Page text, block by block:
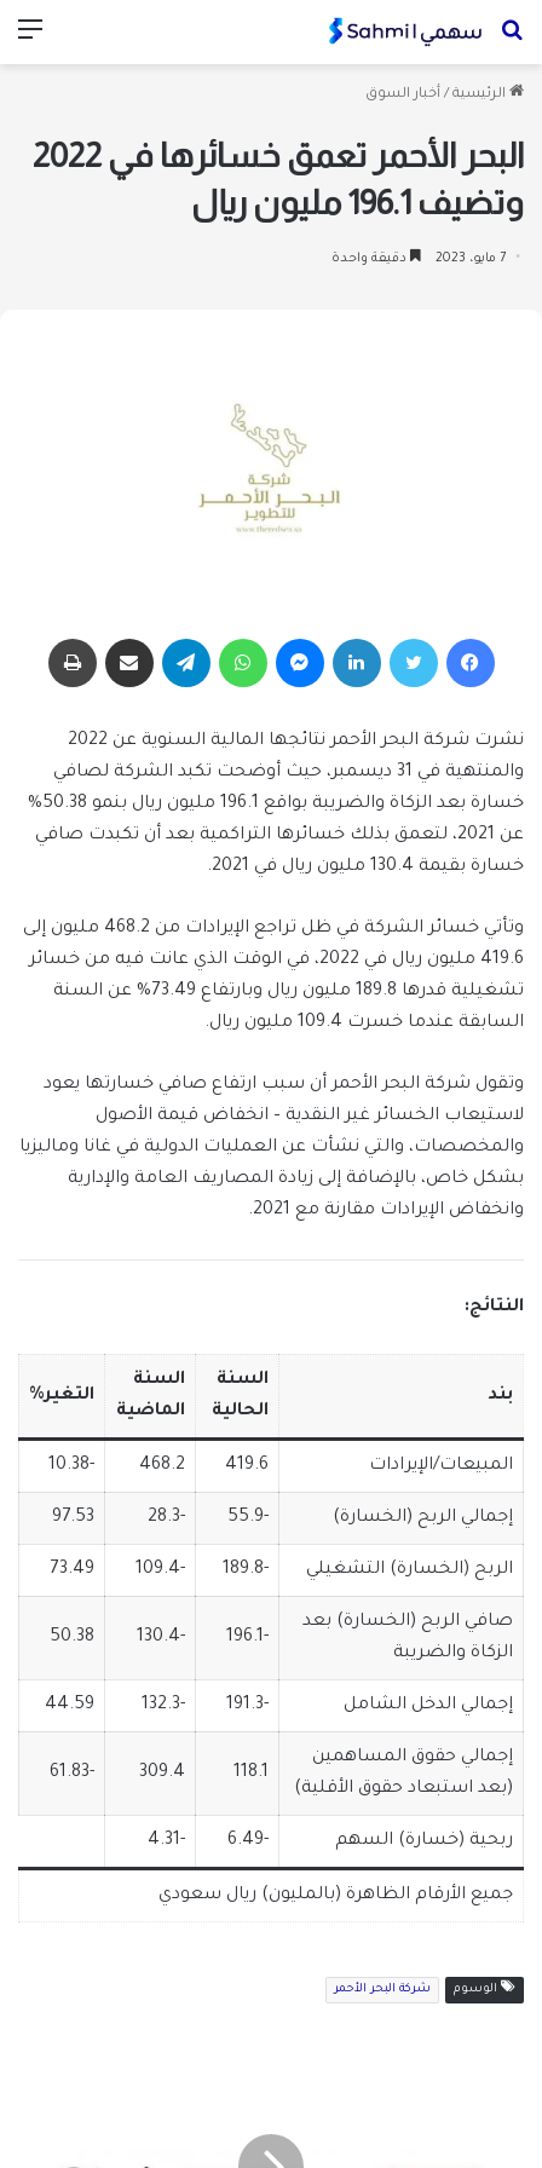
بحث
عن
الرئيسية / أخبار السوق
البحر الأحمر تعمق خسائرها في 2022
وتضيف 196.1 مليون ريال
7 مايو، 2023 دقيقة واحدة
فيسبوك تويتر لينكدإن ماسنجر واتساب تيلقرام مشاركة عبر البريد
نشرت شركة البحر الأحمر نتائجها المالية السنوية عن 2022
والمنتهية في 31 ديسمبر، حيث أوضحت تكبد الشركة لصافي
خسارة بعد الزكاة والضريبة بواقع 196.1 مليون ريال بنمو 50.38%
عن 2021، لتعمق بذلك خسائرها التراكمية بعد أن تكبدت صافي
خسارة بقيمة 130.4 مليون ريال في 2021.
وتأتي خسائر الشركة في ظل تراجع الإيرادات من 468.2 مليون إلى
419.6 مليون ريال في 2022، في الوقت الذي عانت فيه من خسائر
تشغيلية قدرها 189.8 مليون ريال وبارتفاع 73.49% عن السنة
السابقة عندما خسرت 109.4 مليون ريال.
وتقول شركة البحر الأحمر أن سبب ارتفاع صافي خسارتها يعود
لاستيعاب الخسائر غير النقدية – انخفاض قيمة الأصول
والمخصصات، والتي نشأت عن العمليات الدولية في غانا وماليزيا
بشكل خاص، بالإضافة إلى زيادة المصاريف العامة والإدارية
وانخفاض الإيرادات مقارنة مع 2021.
النتائج:
بند
السنة
الحالية
السنة
الماضية
التغير%
المبيعات/الإيرادات 419.6
468.2
-10.38
إجمالي الربح (الخسارة) -55.9
-28.3
97.53
الربح (الخسارة) التشغيلي -189.8
-109.4
73.49
صافي الربح (الخسارة) بعد
الزكاة والضريبة
-196.1
-130.4
50.38
إجمالي الدخل الشامل -191.3
-132.3
44.59
إجمالي حقوق المساهمين
(بعد استبعاد حقوق الأقلية)
118.1
309.4
-61.83
ربحية (خسارة) السهم -6.49
-4.31
جميع الأرقام الظاهرة (بالمليون) ريال سعودي
الوسوم شركة البحر الأحمر